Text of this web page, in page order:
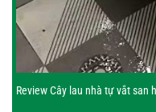
Review Cây lau nhà tự vắt san